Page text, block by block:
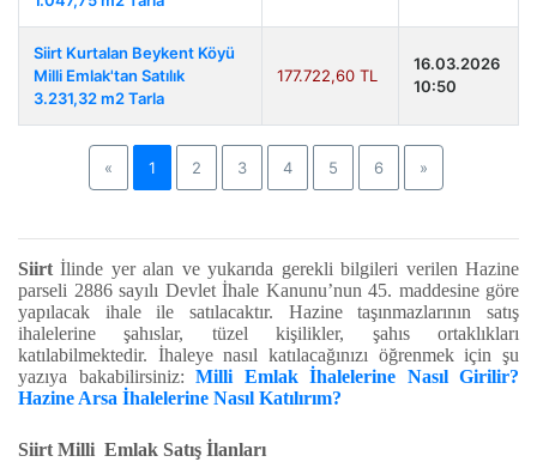
Siirt Kurtalan Beykent Köyü
Milli Emlak'tan Satılık
3.231,32 m2 Tarla
177.722,60 TL
16.03.2026
10:50
«Previous
1 2 3 4 5 6 »Next
Siirtİlinde yer alan ve yukarıda gerekli bilgileri verilen Hazine
parseli 2886 sayılı Devlet İhale Kanunu’nun 45. maddesine göre
yapılacak ihale ile satılacaktır. Hazine taşınmazlarının satış
ihalelerine şahıslar, tüzel kişilikler, şahıs ortaklıkları
katılabilmektedir. İhaleye nasıl katılacağınızı öğrenmek için şu
yazıya bakabilirsiniz: Milli Emlak İhalelerine Nasıl Girilir?
Hazine Arsa İhalelerine Nasıl Katılırım?
Siirt Milli Emlak Satış İlanları